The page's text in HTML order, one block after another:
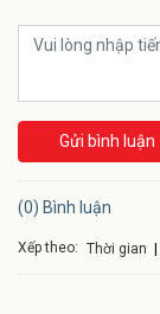
Gửi bình luận
(0) Bình luận
Xếp theo: Thời gian